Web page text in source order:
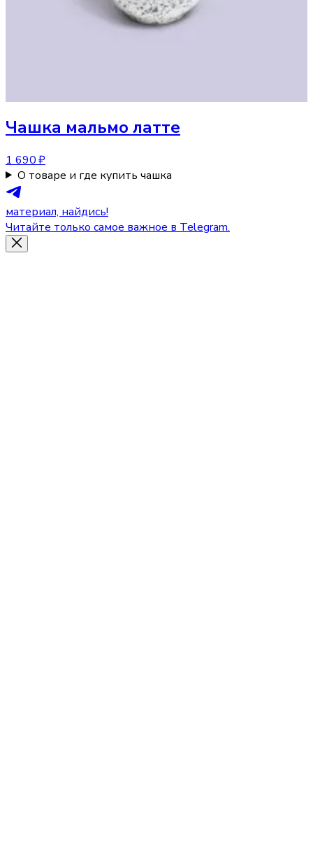
Чашка мальмо латте
1 690 ₽
О товаре и где купить чашка
материал, найдись!
Читайте только самое важное в Telegram.